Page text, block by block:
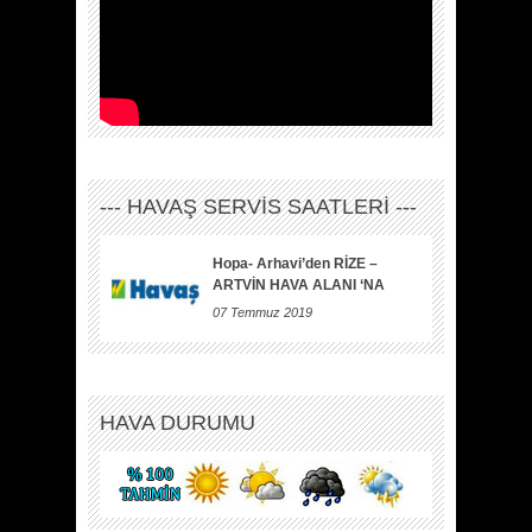
--- HAVAŞ SERVİS SAATLERİ ---
Hopa- Arhavi’den RİZE –
ARTVİN HAVA ALANI ‘NA
07 Temmuz 2019
HAVA DURUMU